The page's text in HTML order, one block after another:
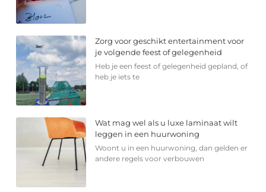
Zorg voor geschikt entertainment voor
je volgende feest of gelegenheid
Heb je een feest of gelegenheid gepland, of
heb je iets te
Wat mag wel als u luxe laminaat wilt
leggen in een huurwoning
Woont u in een huurwoning, dan gelden er
andere regels voor verbouwen